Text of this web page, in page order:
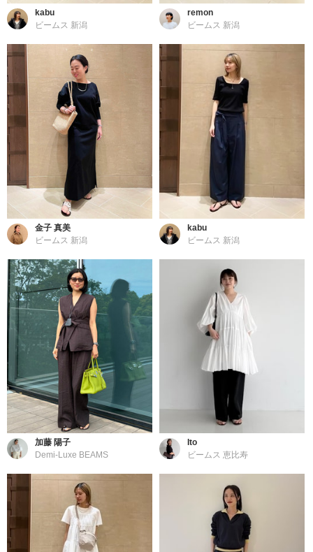
kabu
ビームス 新潟
remon
ビームス 新潟
金子 真美
ビームス 新潟
kabu
ビームス 新潟
加藤 陽子
Demi-Luxe BEAMS
Ito
ビームス 恵比寿